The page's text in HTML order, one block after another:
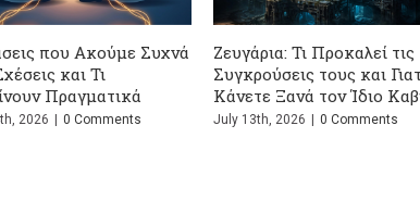
τις
και Γιατί
Καβγά;
Σώζεται η σχέση μετά το
ψέμα; Ο απόλυτος οδηγός
επιβίωσης
July 1st, 2026 0 Comments
Η
June